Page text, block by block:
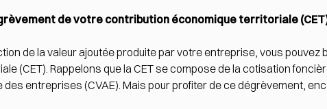
de votre contribution économique territoriale
de la valeur ajoutée produite par votre entreprise, vous
(CET). Rappelons que la CET se compose de la cotisation
des entreprises (CVAE). Mais pour profiter de ce dégrèvement,